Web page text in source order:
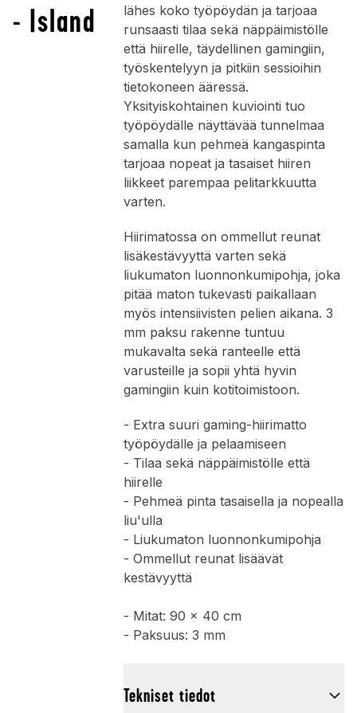
- Island
lähes koko työpöydän ja tarjoaa
runsaasti tilaa sekä näppäimistölle
että hiirelle, täydellinen gamingiin,
työskentelyyn ja pitkiin sessioihin
tietokoneen ääressä.
Yksityiskohtainen kuviointi tuo
työpöydälle näyttävää tunnelmaa
samalla kun pehmeä kangaspinta
tarjoaa nopeat ja tasaiset hiiren
liikkeet parempaa pelitarkkuutta
varten.
Hiirimatossa on ommellut reunat
lisäkestävyyttä varten sekä
liukumaton luonnonkumipohja, joka
pitää maton tukevasti paikallaan
myös intensiivisten pelien aikana. 3
mm paksu rakenne tuntuu
mukavalta sekä ranteelle että
varusteille ja sopii yhtä hyvin
gamingiin kuin kotitoimistoon.
- Extra suuri gaming-hiirimatto
työpöydälle ja pelaamiseen
- Tilaa sekä näppäimistölle että
hiirelle
- Pehmeä pinta tasaisella ja nopealla
liu'ulla
- Liukumaton luonnonkumipohja
- Ommellut reunat lisäävät
kestävyyttä
- Mitat: 90 x 40 cm
- Paksuus: 3 mm
Tekniset tiedot